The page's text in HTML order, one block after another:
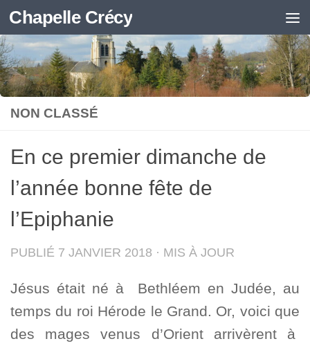
Skip to content
Chapelle Crécy
NON CLASSÉ
En ce premier dimanche de
l’année bonne fête de
l’Epiphanie
PUBLIÉ 7 JANVIER 2018 · MIS À JOUR
Jésus était né à Bethléem en Judée, au
temps du roi Hérode le Grand. Or, voici que
des mages venus d’Orient arrivèrent à